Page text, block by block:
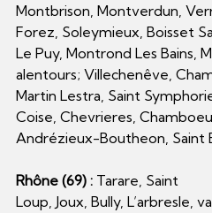
Montbrison, Montverdun,
Forez, Soleymieux, Boisset
Le Puy, Montrond Les Bains,
alentours; Villechenêve,
Martin Lestra, Saint
Coise, Chevrieres,
Andrézieux-Boutheon, Saint
Rhône (69) :Tarare, Saint
Loup, Joux, Bully, L’arbresle,